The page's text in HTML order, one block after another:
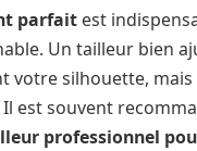
parfait est
Un tailleur bien
votre silhouette,
est souvent
professionnel